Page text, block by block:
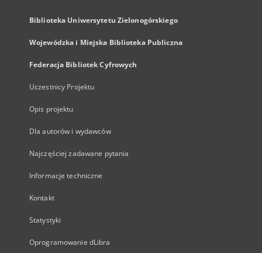
Biblioteka Uniwersytetu Zielonogórskiego
Wojewódzka i Miejska Biblioteka Publiczna
Federacja Bibliotek Cyfrowych
Uczestnicy Projektu
Opis projektu
Dla autorów i wydawców
Najczęściej zadawane pytania
Informacje techniczne
Kontakt
Statystyki
Oprogramowanie dLibra